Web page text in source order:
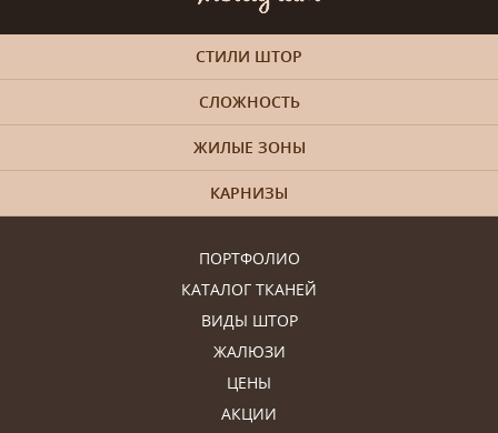
ПОРТФОЛИО
КАТАЛОГ ТКАНЕЙ
ВИДЫ ШТОР
ЖАЛЮЗИ
ЦЕНЫ
АКЦИИ
СТИЛИ ШТОР
СЛОЖНОСТЬ
ЖИЛЫЕ ЗОНЫ
КАРНИЗЫ